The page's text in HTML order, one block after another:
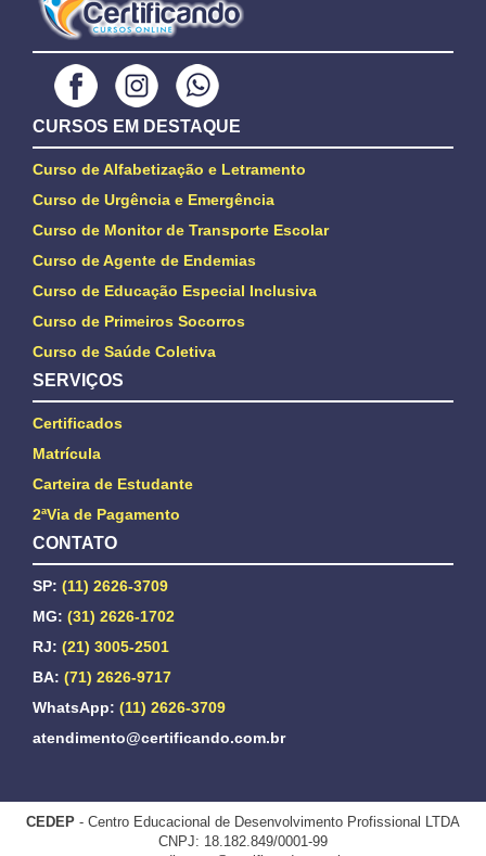
CURSOS EM DESTAQUE
Curso de Alfabetização e Letramento
Curso de Urgência e Emergência
Curso de Monitor de Transporte Escolar
Curso de Agente de Endemias
Curso de Educação Especial Inclusiva
Curso de Primeiros Socorros
Curso de Saúde Coletiva
SERVIÇOS
Certificados
Matrícula
Carteira de Estudante
2ªVia de Pagamento
CONTATO
SP: (11) 2626-3709
MG: (31) 2626-1702
RJ: (21) 3005-2501
BA: (71) 2626-9717
WhatsApp: (11) 2626-3709
atendimento@certificando.com.br
CEDEP - Centro Educacional de Desenvolvimento Profissional LTDA
CNPJ: 18.182.849/0001-99